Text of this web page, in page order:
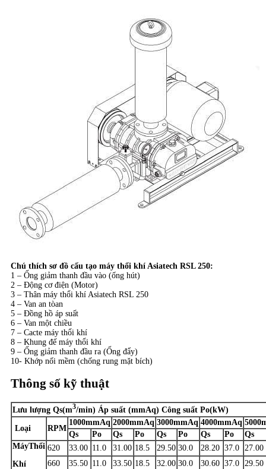
Chú thích sơ đồ cấu tạo máy thổi khí Asiatech RSL 250:
1 – Ống giảm thanh đầu vào (ống hút)
2 – Động cơ điện (Motor)
3 – Thân máy thổi khí Asiatech RSL 250
4 – Van an tòan
5 – Đồng hồ áp suất
6 – Van một chiều
7 – Cacte máy thổi khí
8 – Khung đế máy thổi khí
9 – Ống giảm thanh đầu ra (Ống đẩy)
10- Khớp nối mềm (chống rung mặt bích)
Thông số kỹ thuật
Lưu lượng Qs(m3/min) Áp suất (mmAq) Công suất Po(kW)
Loại RPM
1000mmAq 2000mmAq 3000mmAq 4000mmAq 5000
Qs
Po Qs Po Qs Po Qs Po
Qs
MáyThổi
Khí
620 33.00 11.0 31.00 18.5 29.50 30.0 28.20 37.0
27.00
660
35.50 11.0 33.50 18.5 32.00 30.0 30.60 37.0
29.50